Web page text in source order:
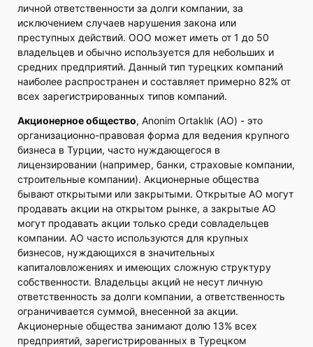
личной ответственности за долги компании, за
исключением случаев нарушения закона или
преступных действий. ООО может иметь от 1 до 50
владельцев и обычно используется для небольших и
средних предприятий. Данный тип турецких компаний
наиболее распространен и составляет примерно 82% от
всех зарегистрированных типов компаний.
Акционерное общество, Anonim Ortaklık (АО) - это
организационно-правовая форма для ведения крупного
бизнеса в Турции, часто нуждающегося в
лицензировании (например, банки, страховые компании,
строительные компании). Акционерные общества
бывают открытыми или закрытыми. Открытые АО могут
продавать акции на открытом рынке, а закрытые АО
могут продавать акции только среди совладельцев
компании. АО часто используются для крупных
бизнесов, нуждающихся в значительных
капиталовложениях и имеющих сложную структуру
собственности. Владельцы акций не несут личную
ответственность за долги компании, а ответственность
ограничивается суммой, внесенной за акции.
Акционерные общества занимают долю 13% всех
предприятий, зарегистрированных в Турецком